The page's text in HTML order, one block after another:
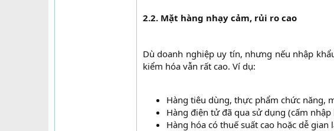
2.2. Mặt hàng nhạy cảm, rủi ro cao
Dù doanh nghiệp uy tín, nhưng nếu nhập
kiểm hóa vẫn rất cao. Ví dụ:
Hàng tiêu dùng, thực phẩm chức năng,
Hàng điện tử đã qua sử dụng (cấm
Hàng hóa có thuế suất cao hoặc dễ gian